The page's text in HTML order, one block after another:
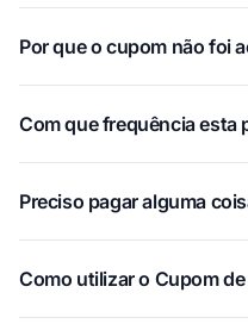
Por que o cupom não foi
Com que frequência esta
Preciso pagar alguma
Como utilizar o Cupom